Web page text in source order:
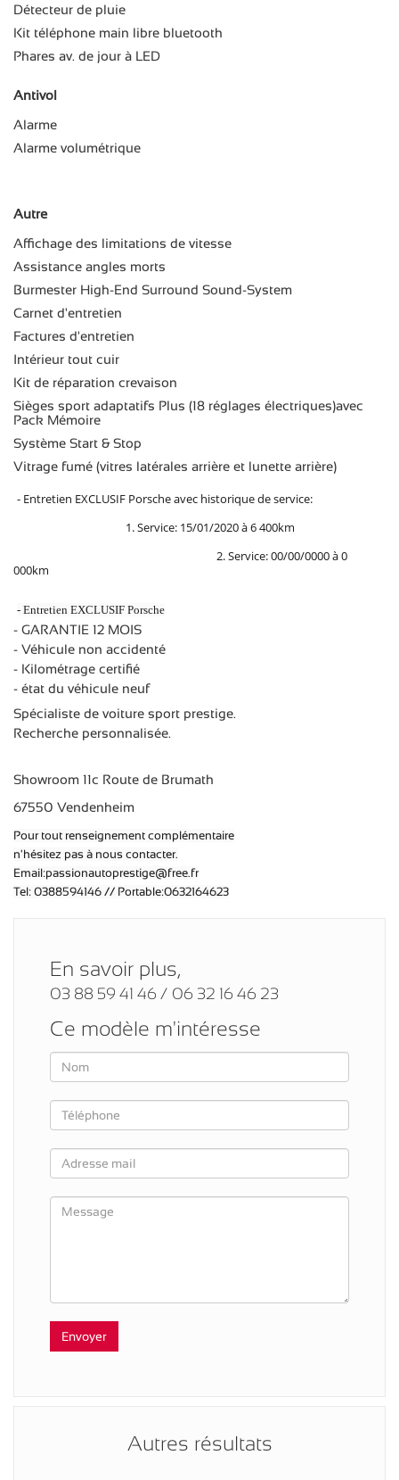
Détecteur de pluie
Kit téléphone main libre bluetooth
Phares av. de jour à LED
Antivol
Alarme
Alarme volumétrique
Autre
Affichage des limitations de vitesse
Assistance angles morts
Burmester High-End Surround Sound-System
Carnet d'entretien
Factures d'entretien
Intérieur tout cuir
Kit de réparation crevaison
Sièges sport adaptatifs Plus (18 réglages électriques)avec
Pack Mémoire
Système Start & Stop
Vitrage fumé (vitres latérales arrière et lunette arrière)
- Entretien EXCLUSIF Porsche avec historique de service:
1. Service: 15/01/2020 à 6 400km
2. Service: 00/00/0000 à 0
000km
- Entretien EXCLUSIF Porsche
- GARANTIE 12 MOIS
- Véhicule non accidenté
- Kilométrage certifié
- état du véhicule neuf
Spécialiste de voiture sport prestige.
Recherche personnalisée.
Showroom 11c Route de Brumath
67550 Vendenheim
Pour tout renseignement complémentaire
n'hésitez pas à nous contacter.
Email:passionautoprestige@free.fr
Tel: 0388594146 // Portable:0632164623
En savoir plus,
03 88 59 41 46 / 06 32 16 46 23
Ce modèle m'intéresse
Autres résultats